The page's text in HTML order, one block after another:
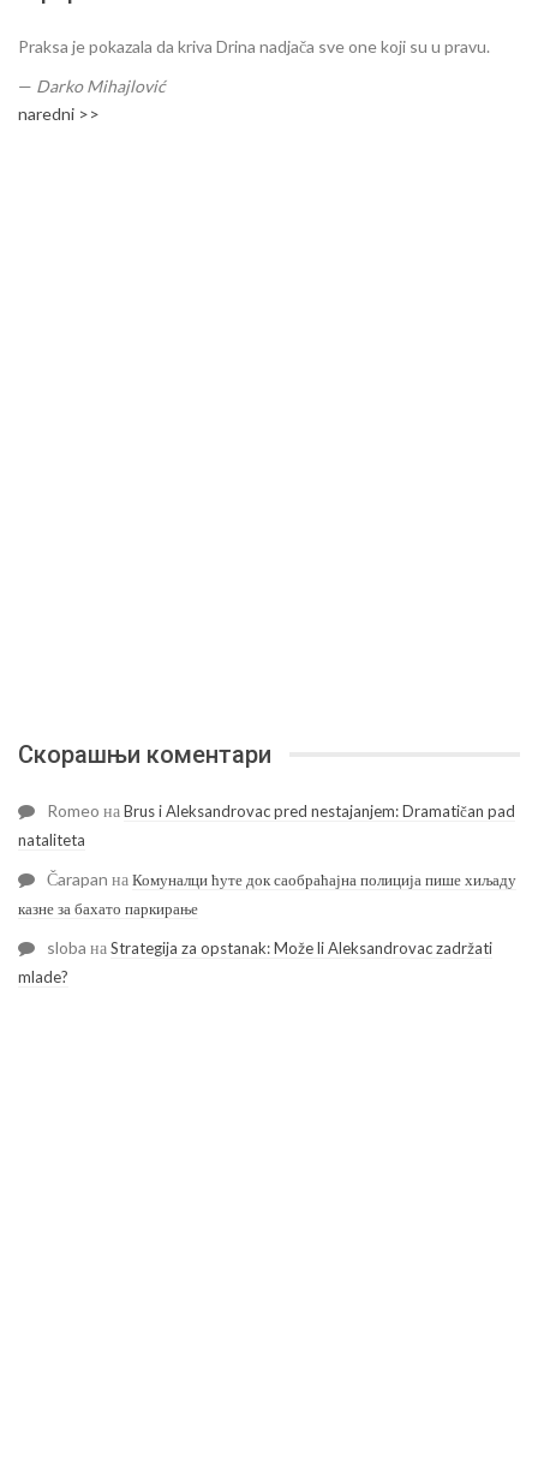
Praksa je pokazala da kriva Drina nadjača sve one koji su u pravu.
— Darko Mihajlović
naredni >>
Скорашњи коментари
Romeo наBrus i Aleksandrovac pred nestajanjem: Dramatičan pad
nataliteta
Čarapan наКомуналци ћуте док саобраћајна полиција пише хиљаду
казне за бахато паркирање
sloba наStrategija za opstanak: Može li Aleksandrovac zadržati
mlade?